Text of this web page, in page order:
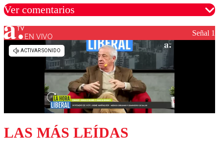
Ver comentarios
Los comentarios son moderados para garantizar un
diálogo respetuoso.
EN VIVO Señal 1
LAS MÁS LEÍDAS